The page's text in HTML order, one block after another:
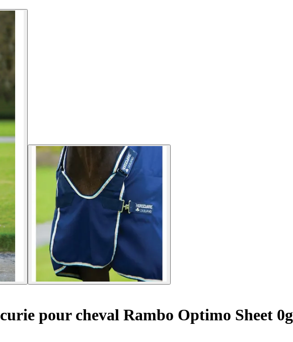
pour cheval Rambo Optimo Sheet 0g